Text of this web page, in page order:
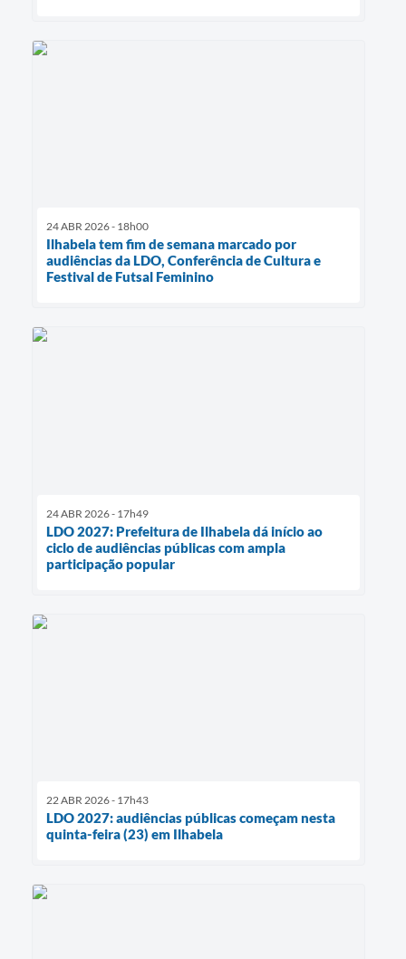
24 ABR 2026 - 18h00
Ilhabela tem fim de semana marcado por
audiências da LDO, Conferência de Cultura e
Festival de Futsal Feminino
24 ABR 2026 - 17h49
LDO 2027: Prefeitura de Ilhabela dá início ao
ciclo de audiências públicas com ampla
participação popular
22 ABR 2026 - 17h43
LDO 2027: audiências públicas começam nesta
quinta-feira (23) em Ilhabela